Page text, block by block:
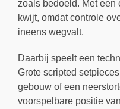
zoals bedoeld. Met
kwijt, omdat controle
ineens wegvalt.
Daarbij speelt een
Grote scripted
gebouw of een
voorspelbare positie